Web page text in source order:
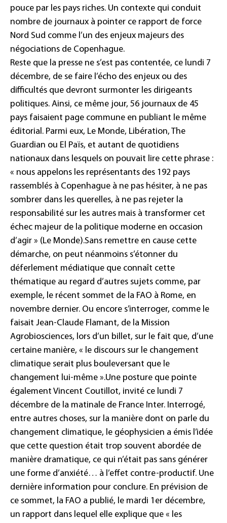
pouce par les pays riches. Un contexte qui conduit
nombre de journaux à pointer ce rapport de force
Nord Sud comme l’un des enjeux majeurs des
négociations de Copenhague.
Reste que la presse ne s’est pas contentée, ce lundi 7
décembre, de se faire l’écho des enjeux ou des
difficultés que devront surmonter les dirigeants
politiques. Ainsi, ce même jour, 56 journaux de 45
pays faisaient page commune en publiant le même
éditorial. Parmi eux, Le Monde, Libération, The
Guardian ou El Païs, et autant de quotidiens
nationaux dans lesquels on pouvait lire cette phrase :
« nous appelons les représentants des 192 pays
rassemblés à Copenhague à ne pas hésiter, à ne pas
sombrer dans les querelles, à ne pas rejeter la
responsabilité sur les autres mais à transformer cet
échec majeur de la politique moderne en occasion
d’agir » (Le Monde).Sans remettre en cause cette
démarche, on peut néanmoins s’étonner du
déferlement médiatique que connaît cette
thématique au regard d’autres sujets comme, par
exemple, le récent sommet de la FAO à Rome, en
novembre dernier. Ou encore s’interroger, comme le
faisait Jean-Claude Flamant, de la Mission
Agrobiosciences, lors d’un billet, sur le fait que, d’une
certaine manière, « le discours sur le changement
climatique serait plus bouleversant que le
changement lui-même ».Une posture que pointe
également Vincent Coutillot, invité ce lundi 7
décembre de la matinale de France Inter. Interrogé,
entre autres choses, sur la manière dont on parle du
changement climatique, le géophysicien a émis l’idée
que cette question était trop souvent abordée de
manière dramatique, ce qui n’était pas sans générer
une forme d’anxiété… à l’effet contre-productif. Une
dernière information pour conclure. En prévision de
ce sommet, la FAO a publié, le mardi 1er décembre,
un rapport dans lequel elle explique que « les